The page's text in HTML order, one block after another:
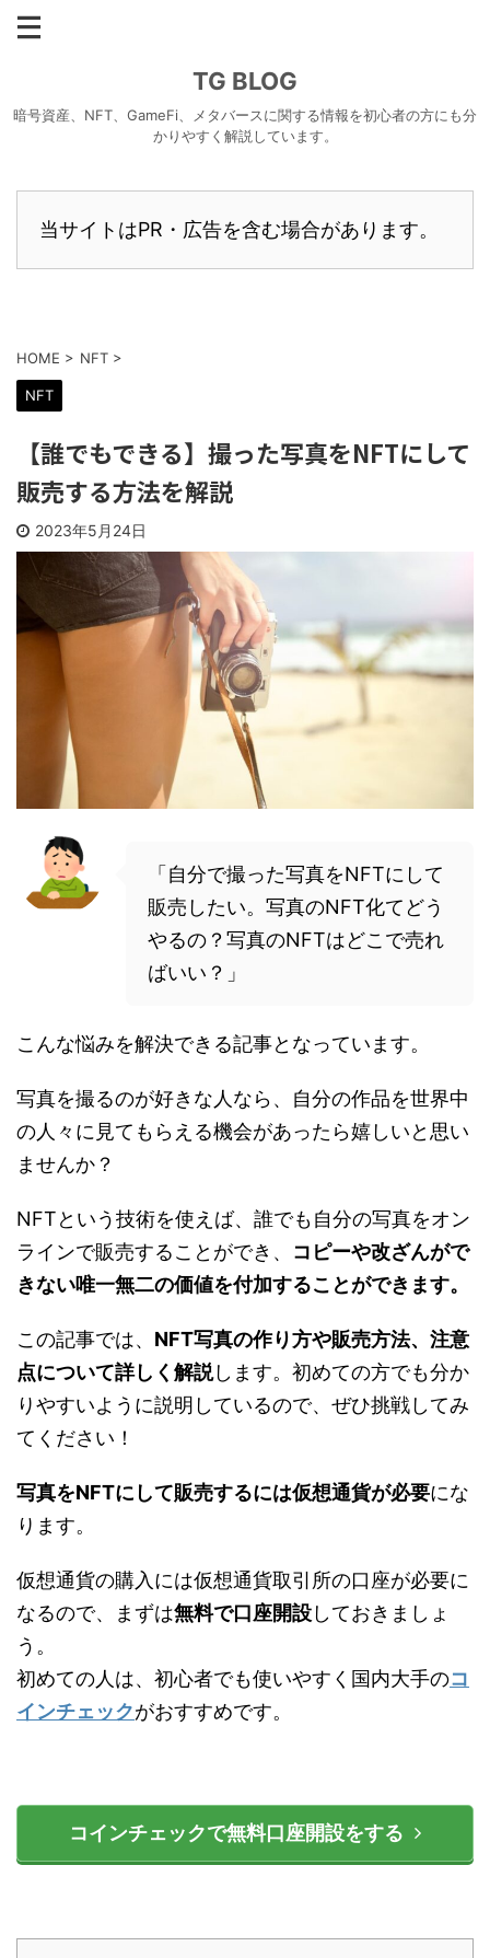
TG BLOG
暗号資産、NFT、GameFi、メタバースに関する情報を初心者の方にも分
かりやすく解説しています。
当サイトはPR・広告を含む場合があります。
HOME > NFT >
NFT
【誰でもできる】撮った写真をNFTにして
販売する方法を解説
2023年5月24日
「自分で撮った写真をNFTにして
販売したい。写真のNFT化てどう
やるの？写真のNFTはどこで売れ
ばいい？」
こんな悩みを解決できる記事となっています。
写真を撮るのが好きな人なら、自分の作品を世界中
の人々に見てもらえる機会があったら嬉しいと思い
ませんか？
NFTという技術を使えば、誰でも自分の写真をオン
ラインで販売することができ、 コピーや改ざんがで
きない唯一無二の価値を付加することができます。
この記事では、 NFT写真の作り方や販売方法、注意
点について詳しく解説します。初めての方でも分か
りやすいように説明しているので、ぜひ挑戦してみ
てください！
写真をNFTにして販売するには仮想通貨が必要にな
ります。
仮想通貨の購入には仮想通貨取引所の口座が必要に
なるので、まずは無料で口座開設しておきましょ
う。
初めての人は、初心者でも使いやすく国内大手のコ
インチェックがおすすめです。
コインチェックで無料口座開設をする